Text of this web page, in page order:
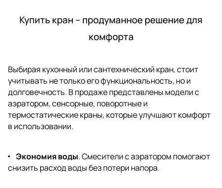
Купить кран – продуманное решение для
комфорта
Выбирая кухонный или сантехнический кран, стоит
учитывать не только его функциональность, но и
долговечность. В продаже представлены модели с
аэратором, сенсорные, поворотные и
термостатические краны, которые улучшают комфорт
в использовании.
Экономия воды. Смесители с аэратором помогают
снизить расход воды без потери напора.